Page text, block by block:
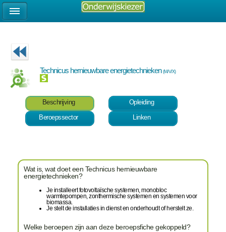
Technicus hernieuwbare energietechnieken(M/V/X)
Beschrijving
Opleiding
Beroepssector
Linken
Wat is, wat doet een Technicus hernieuwbare
energietechnieken?
Je installeert fotovoltaïsche systemen, monobloc
warmtepompen, zonthermische systemen en systemen voor
biomassa.
Je stelt de installaties in dienst en onderhoudt of herstelt ze.
Welke beroepen zijn aan deze beroepsfiche gekoppeld?